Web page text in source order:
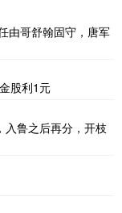
由哥舒翰固守，唐军
股利1元
鲁之后再分，开枝